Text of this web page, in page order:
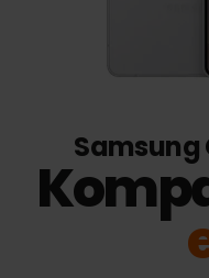
Samsung